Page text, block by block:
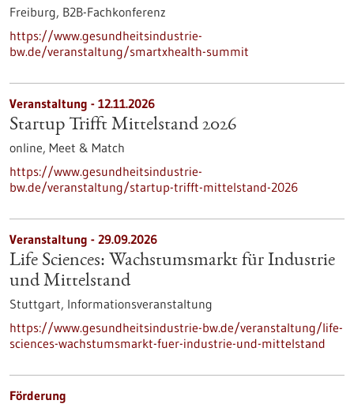
Freiburg, B2B-Fachkonferenz
https://www.gesundheitsindustrie-
bw.de/veranstaltung/smartxhealth-summit
Veranstaltung - 12.11.2026
Startup Trifft Mittelstand 2026
online, Meet & Match
https://www.gesundheitsindustrie-
bw.de/veranstaltung/startup-trifft-mittelstand-2026
Veranstaltung - 29.09.2026
Life Sciences: Wachstumsmarkt für Industrie
und Mittelstand
Stuttgart, Informationsveranstaltung
https://www.gesundheitsindustrie-bw.de/veranstaltung/life-
sciences-wachstumsmarkt-fuer-industrie-und-mittelstand
Förderung